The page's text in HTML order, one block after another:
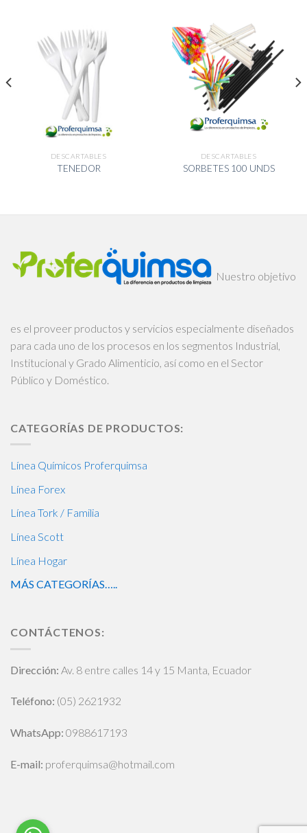
DESCARTABLES
TENEDOR
DESCARTABLES
SORBETES 100 UNDS
Nuestro objetivo
es el proveer productos y servicios especialmente diseñados
para cada uno de los procesos en los segmentos Industrial,
Institucional y Grado Alimenticio, así como en el Sector
Público y Doméstico.
CATEGORÍAS DE PRODUCTOS:
Línea Químicos Proferquimsa
Línea Forex
Línea Tork / Familia
Línea Scott
Línea Hogar
MÁS CATEGORÍAS…..
CONTÁCTENOS:
Dirección: Av. 8 entre calles 14 y 15 Manta, Ecuador
Teléfono: (05) 2621932
WhatsApp: 0988617193
E-mail: proferquimsa@hotmail.com